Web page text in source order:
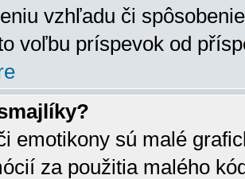
vzhľadu či
voľbu príspevok od
emotikony sú malé
za použitia malého